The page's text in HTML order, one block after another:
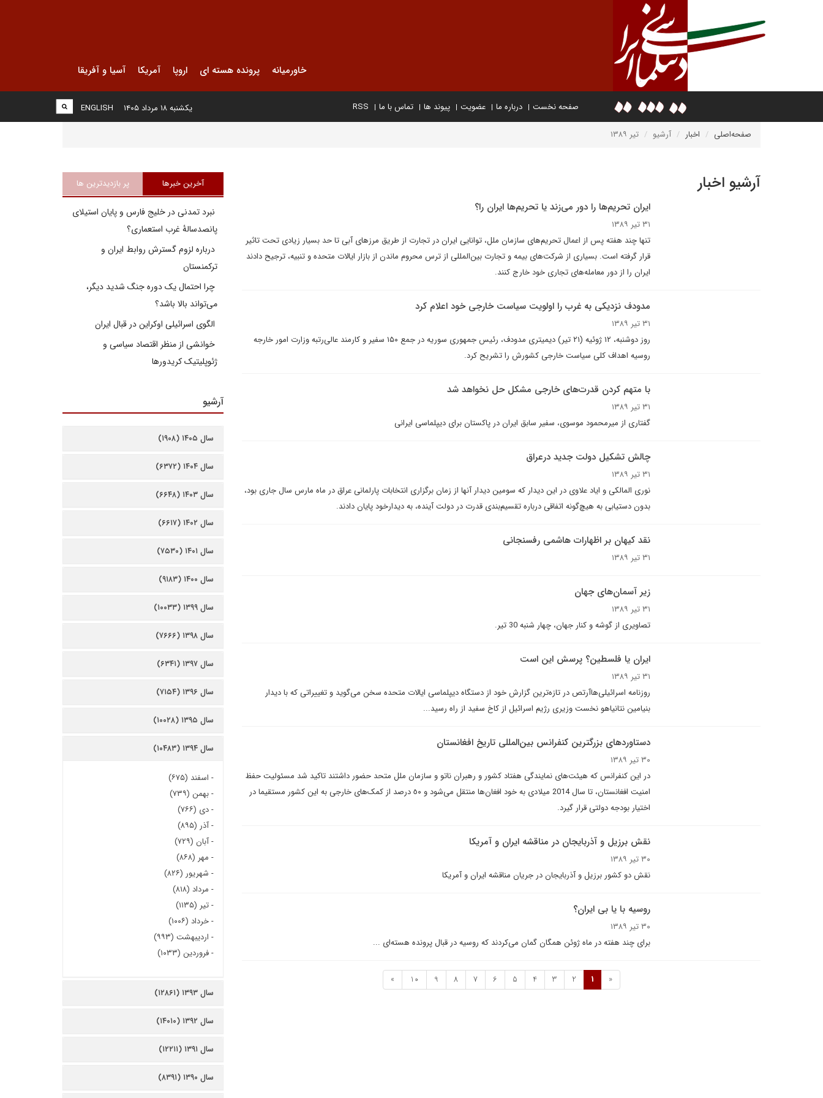
خاورمیانه پرونده هسته ای اروپا آمریکا آسیا و آفریقا
صفحه نخست درباره ما عضویت پیوند ها تماس با ما RSS
ENGLISH یکشنبه ۱۸ مرداد ۱۴۰۵
صفحه‌اصلی اخبار آرشیو تیر ۱۳۸۹
آرشیو اخبار
ایران تحریم‌ها را دور می‌زند یا تحریم‌ها ایران را؟
۳۱ تیر ۱۳۸۹
تنها چند هفته پس از اعمال تحریم‌های سازمان ملل، توانایی ایران در تجارت از طریق مرزهای آبی تا حد بسیار زیادی تحت تاثیر
قرار گرفته است. بسیاری از شرکت‌های بیمه و تجارت بین‌المللی از ترس محروم ماندن از بازار ایالات متحده و تنبیه، ترجیح دادند
ایران را از دور معامله‌های تجاری خود خارج کنند.
مدودف نزديکى به غرب را اولويت سياست خارجى خود اعلام کرد
۳۱ تیر ۱۳۸۹
روز دوشنبه، ۱۲ ژوئیه (۲۱ تیر) دیمیتری مدودف، رئیس جمهوری سوریه در جمع ۱۵۰ سفیر و کارمند عالی‌رتبه‌ وزارت امور خارجه‌
روسیه اهداف کلی سیاست خارجی کشورش را تشریح کرد.
با متهم کردن قدرت‌های خارجی مشکل حل نخواهد شد
۳۱ تیر ۱۳۸۹
گفتاری از میرمحمود موسوی، سفیر سابق ایران در پاکستان براى ديپلماسى ايرانى
چالش تشکیل دولت جدید درعراق
۳۱ تیر ۱۳۸۹
نورى المالکى و اياد علاوى در اين ديدار که سومين ديدار آنها از زمان برگزارى انتخابات پارلمانى عراق در ماه مارس سال جاری بود،
بدون دستيابى به هيچ‌گونه اتفاقى درباره تقسيم‌بندى قدرت در دولت آينده، به دیدارخود پايان دادند.
نقد کیهان بر اظهارات هاشمی رفسنجانی
۳۱ تیر ۱۳۸۹
زیر آسمان‌های جهان
۳۱ تیر ۱۳۸۹
تصاویری از گوشه و کنار جهان، چهار شنبه 30 تیر.
ایران یا فلسطین؟ پرسش این است
۳۱ تیر ۱۳۸۹
روزنامه اسرائیلی‌هاآرتص در تازه‌ترین گزارش خود از دستگاه دیپلماسی ایالات متحده سخن می‌گوید و تغییراتی که با دیدار
بنیامین نتانیاهو نخست وزیری رژیم اسرائیل از کاخ سفید از راه رسید...
دستاوردهای بزرگترين کنفرانس بين‌المللى تاريخ افغانستان
۳۰ تیر ۱۳۸۹
در این کنفرانس که هيئت‌هاى نمايندگى هفتاد کشور و رهبران ناتو و سازمان ملل متحد حضور داشتند تاکید شد مسئوليت حفظ
امنيت افغانستان، تا سال 2014 ميلادى به خود افغان‌ها منتقل مى‌شود و ٥٠ درصد از کمک‌های خارجی به این کشور مستقیما در
اختیار بودجه دولتی قرار گیرد.
نقش برزیل و آذربایجان در مناقشه ایران و آمریکا
۳۰ تیر ۱۳۸۹
نقش دو کشور برزیل و آذربایجان در جریان مناقشه ایران و آمریکا
روسیه با یا بی ایران؟
۳۰ تیر ۱۳۸۹
برای چند هفته در ماه ژوئن همگان گمان می‌کردند که روسیه در قبال پرونده هسته‌ای ...
«
1
2
3
4
5
6
7
8
9
10
»
آخرین خبرها پر بازدیدترین ها
نبرد تمدنی در خلیج فارس و پایان استیلای
پانصدسالۀ غرب استعماری؟
درباره لزوم گسترش روابط ایران و
ترکمنستان
چرا احتمال یک دوره جنگ شدید دیگر،
می‌تواند بالا باشد؟
الگوی اسرائیلی اوکراین در قبال ایران
خوانشی از منظر اقتصاد سیاسی و
ژئوپلیتیک کریدورها
آرشیو
سال ۱۴۰۵ (۱۹۰۸)
سال ۱۴۰۴ (۶۳۷۲)
سال ۱۴۰۳ (۶۶۴۸)
سال ۱۴۰۲ (۶۶۱۷)
سال ۱۴۰۱ (۷۵۳۰)
سال ۱۴۰۰ (۹۱۸۳)
سال ۱۳۹۹ (۱۰۰۳۳)
سال ۱۳۹۸ (۷۶۶۶)
سال ۱۳۹۷ (۶۳۴۱)
سال ۱۳۹۶ (۷۱۵۴)
سال ۱۳۹۵ (۱۰۰۲۸)
سال ۱۳۹۴ (۱۰۴۸۳)
- اسفند (۶۷۵)
-بهمن (۷۳۹)
-دی (۷۶۶)
-آذر (۸۹۵)
-آبان (۷۲۹)
- مهر (۸۶۸)
- شهریور (۸۲۶)
- مرداد (۸۱۸)
-تیر (۱۱۳۵)
-خرداد (۱۰۰۶)
- اردیبهشت (۹۹۳)
-فروردین (۱۰۳۳)
سال ۱۳۹۳ (۱۲۸۶۱)
سال ۱۳۹۲ (۱۴۰۱۰)
سال ۱۳۹۱ (۱۲۲۱۱)
سال ۱۳۹۰ (۸۳۹۱)